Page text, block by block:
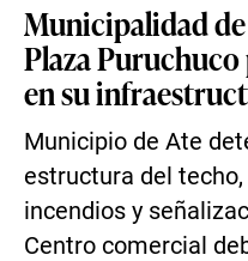
Municipalidad de
Plaza
en su
Municipio de Ate
estructura del
incendios y
Centro comercial